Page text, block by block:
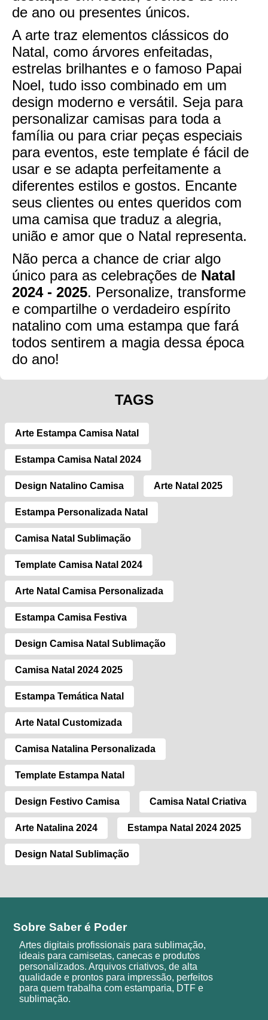
de ano ou presentes únicos.
A arte traz elementos clássicos do
Natal, como árvores enfeitadas,
estrelas brilhantes e o famoso Papai
Noel, tudo isso combinado em um
design moderno e versátil. Seja para
personalizar camisas para toda a
família ou para criar peças especiais
para eventos, este template é fácil de
usar e se adapta perfeitamente a
diferentes estilos e gostos. Encante
seus clientes ou entes queridos com
uma camisa que traduz a alegria,
união e amor que o Natal representa.
Não perca a chance de criar algo
único para as celebrações de Natal
2024 - 2025. Personalize, transforme
e compartilhe o verdadeiro espírito
natalino com uma estampa que fará
todos sentirem a magia dessa época
do ano!
TAGS
Arte Estampa Camisa Natal
Estampa Camisa Natal 2024
Design Natalino Camisa Arte Natal 2025
Estampa Personalizada Natal
Camisa Natal Sublimação
Template Camisa Natal 2024
Arte Natal Camisa Personalizada
Estampa Camisa Festiva
Design Camisa Natal Sublimação
Camisa Natal 2024 2025
Estampa Temática Natal
Arte Natal Customizada
Camisa Natalina Personalizada
Template Estampa Natal
Design Festivo Camisa Camisa Natal Criativa
Arte Natalina 2024 Estampa Natal 2024 2025
Design Natal Sublimação
Sobre Saber é Poder
Artes digitais profissionais para sublimação,
ideais para camisetas, canecas e produtos
personalizados. Arquivos criativos, de alta
qualidade e prontos para impressão, perfeitos
para quem trabalha com estamparia, DTF e
sublimação.